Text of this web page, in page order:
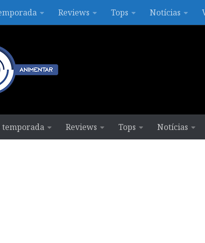
Reviews Tops Notícias
temporada Reviews Tops Notícias